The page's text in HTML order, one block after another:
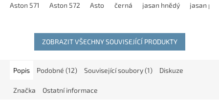
kusů na sebe. Je vhodná do
Aston 571 Aston 572 Aston 573 Aston 574 Aston 575
čalouněnému sedáku je
černá jasan hnědý jasan
ZOBRAZIT VŠECHNY SOUVISEJÍCÍ PRODUKTY
Popis Podobné (12) Související soubory (1) Diskuze
Značka Ostatní informace